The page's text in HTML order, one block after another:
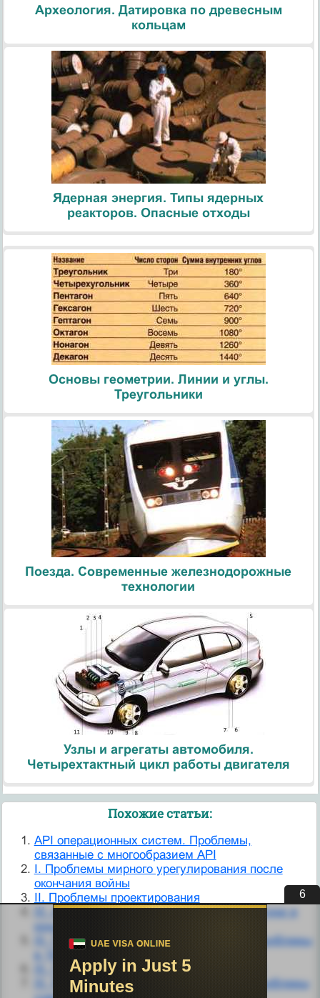
Археология. Датировка по древесным
кольцам
Ядерная энергия. Типы ядерных
реакторов. Опасные отходы
Основы геометрии. Линии и углы.
Треугольники
Поезда. Современные железнодорожные
технологии
Узлы и агрегаты автомобиля.
Четырехтактный цикл работы двигателя
Похожие статьи:
API операционных систем. Проблемы,
связанные с многообразием API
I. Проблемы мирного урегулирования после
окончания войны
II. Проблемы проектирования
III. Актуальные проблемы внешней политики в
конце XX в.
III. Попытки разрешения палестинской проблемы
III. Проблемы внешней политики Турции
III. Религиозно-этнические и кастовые проблемы
5